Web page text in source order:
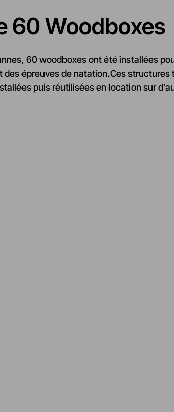
60 Woodboxes
60 woodboxes ont été installées
épreuves de natation.Ces
puis réutilisées en location sur